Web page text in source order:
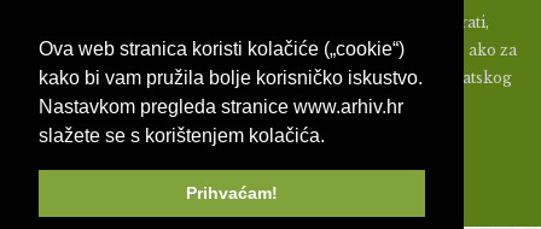
Ova web stranica koristi kolačiće („cookie“)
kako bi vam pružila bolje korisničko iskustvo.
Nastavkom pregleda stranice www.arhiv.hr
slažete se s korištenjem kolačića.
Prihvaćam!
Zabranjeno je u bilo kojem obliku objavljivati, distribuirati,
mijenjati ili na ikoji način koristiti materijale s ovih stranica, ako za
to nije prethodno izdato pismeno odobrenje od strane Hrvatskog
državnog arhiva.